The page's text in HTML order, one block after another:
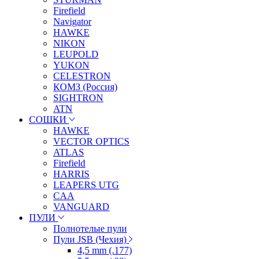
Firefield
Navigator
HAWKE
NIKON
LEUPOLD
YUKON
CELESTRON
КОМЗ (Россия)
SIGHTRON
ATN
СОШКИ
HAWKE
VECTOR OPTICS
ATLAS
Firefield
HARRIS
LEAPERS UTG
CAA
VANGUARD
ПУЛИ
Полнотелые пули
Пули JSB (Чехия)
4,5 mm (.177)